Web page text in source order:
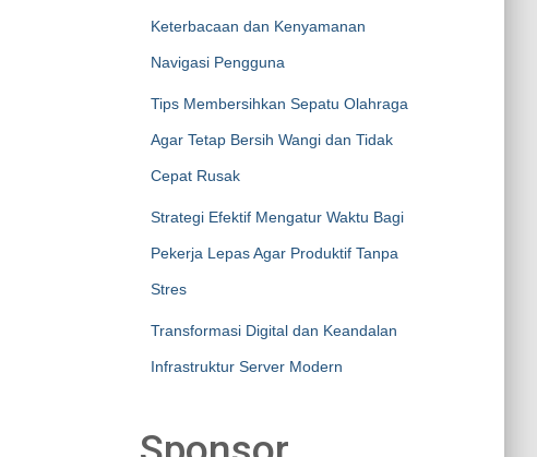
Keterbacaan dan Kenyamanan
Navigasi Pengguna
Tips Membersihkan Sepatu Olahraga
Agar Tetap Bersih Wangi dan Tidak
Cepat Rusak
Strategi Efektif Mengatur Waktu Bagi
Pekerja Lepas Agar Produktif Tanpa
Stres
Transformasi Digital dan Keandalan
Infrastruktur Server Modern